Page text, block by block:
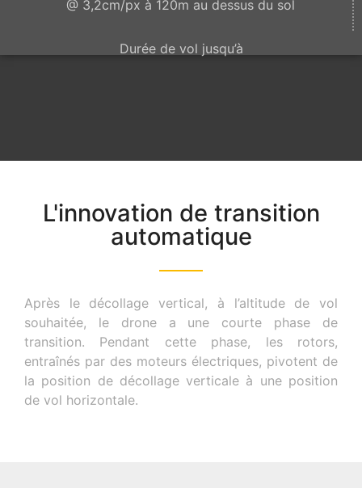
@ 3,2cm/px à 120m au dessus du sol
Durée de vol jusqu’à
L'innovation de transition
automatique
Après le décollage vertical, à l’altitude de vol
souhaitée, le drone a une courte phase de
transition. Pendant cette phase, les rotors,
entraînés par des moteurs électriques, pivotent de
la position de décollage verticale à une position
de vol horizontale.